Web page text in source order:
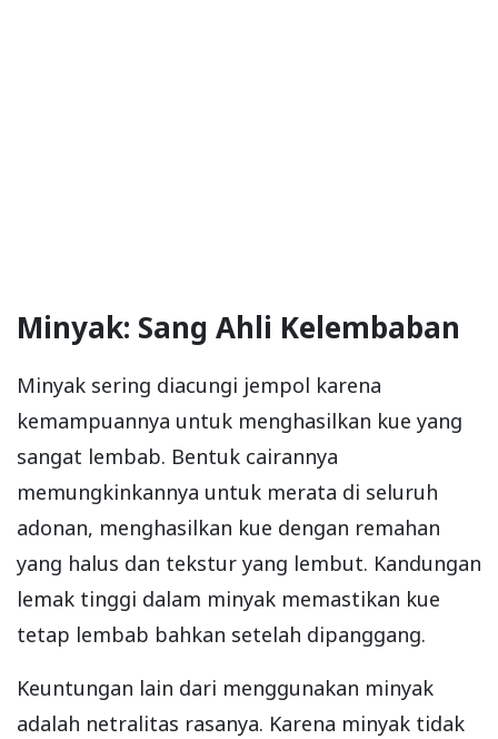
Minyak: Sang Ahli Kelembaban
Minyak sering diacungi jempol karena
kemampuannya untuk menghasilkan kue yang
sangat lembab. Bentuk cairannya
memungkinkannya untuk merata di seluruh
adonan, menghasilkan kue dengan remahan
yang halus dan tekstur yang lembut. Kandungan
lemak tinggi dalam minyak memastikan kue
tetap lembab bahkan setelah dipanggang.
Keuntungan lain dari menggunakan minyak
adalah netralitas rasanya. Karena minyak tidak